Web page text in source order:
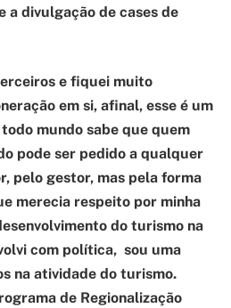
a divulgação de cases de
e fiquei muito
em si, afinal, esse é um
mundo sabe que quem
pode ser pedido a qualquer
pelo gestor, mas pela forma
merecia respeito por minha
do turismo na
com política, sou uma
na atividade do turismo.
de Regionalização